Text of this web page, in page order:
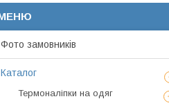
Фото замовників
Каталог
Термоналіпки на одяг